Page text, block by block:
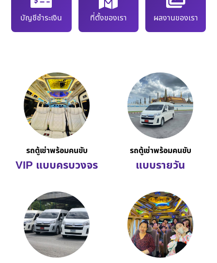
บัญชีชำระเงิน ที่ตั้งของเรา ผลงานของเรา
รถตู้เช่าพร้อมคนขับ
VIP แบบครบวงจร
รถตู้เช่าพร้อมคนขับ
แบบรายวัน